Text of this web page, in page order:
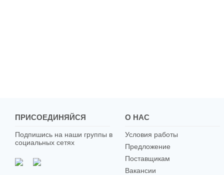
ПРИСОЕДИНЯЙСЯ
Подпишись на наши группы в
социальных сетях
О НАС
Условия работы
Предложение
Поставщикам
Вакансии